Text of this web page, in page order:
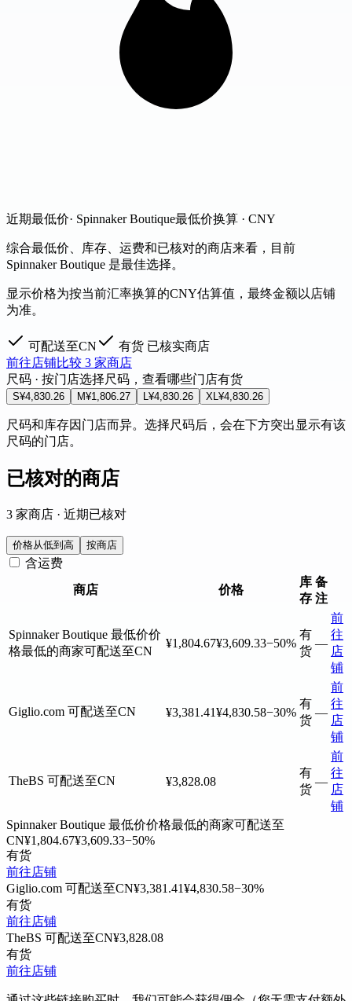
近期最低价· Spinnaker Boutique最低价换算 · CNY
综合最低价、库存、运费和已核对的商店来看，目前
Spinnaker Boutique 是最佳选择。
显示价格为按当前汇率换算的CNY估算值，最终金额以店铺
为准。
可配送至CN 有货 已核实商店
前往店铺比较 3 家商店
尺码 · 按门店选择尺码，查看哪些门店有货
S¥4,830.26 M¥1,806.27 ¥4,830.26 XL ¥4,830.26
尺码和库存因门店而异。选择尺码后，会在下方突出显示有该
尺码的门店。
已核对的商店
3 家商店 · 近期已核对
价格从低到高 按商店
含运费
商店
价格
库
存
备
注
Spinnaker Boutique 最低价价
格最低的商家可配送至CN
¥1,804.67¥3,609.33−50%
有
货
—
前
往
店
铺
Giglio.com 可配送至CN ¥3,381.41¥4,830.58−30%
有
货
—
前
往
店
铺
TheBS 可配送至CN ¥3,828.08
有
货
—
前
往
店
铺
Spinnaker Boutique 最低价价格最低的商家可配送至
CN¥1,804.67¥3,609.33−50%
有货
前往店铺
Giglio.com 可配送至CN¥3,381.41¥4,830.58−30%
有货
前往店铺
TheBS 可配送至CN¥3,828.08
有货
前往店铺